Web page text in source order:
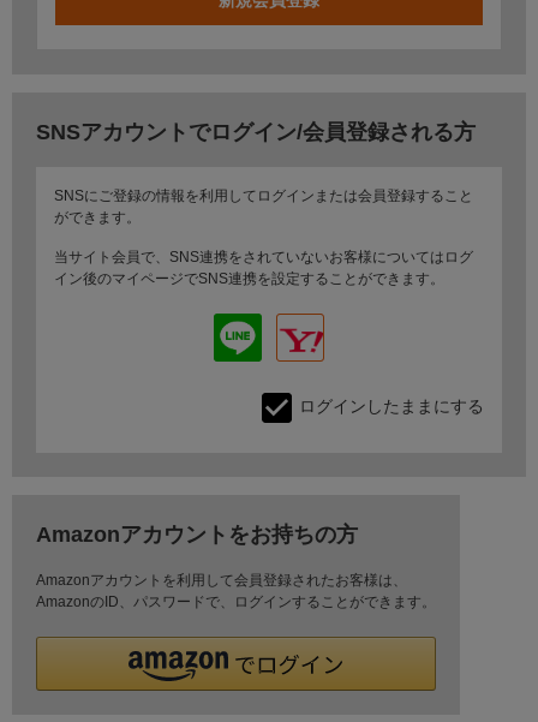
SNSアカウントでログイン/会員登録される方
SNSにご登録の情報を利用してログインまたは会員登録すること
ができます。
当サイト会員で、SNS連携をされていないお客様についてはログ
イン後のマイページでSNS連携を設定することができます。
ログインしたままにする
Amazonアカウントをお持ちの方
Amazonアカウントを利用して会員登録されたお客様は、
AmazonのID、パスワードで、ログインすることができます。